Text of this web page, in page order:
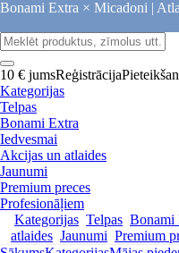
Bonami Extra × Micadoni |
10 € jumsReģistrācija
Kategorijas
Telpas
Bonami Extra
Iedvesmai
Akcijas un atlaides
Jaunumi
Premium preces
Profesionāļiem
Kategorijas Telpas Bonami
atlaides Jaunumi Premium